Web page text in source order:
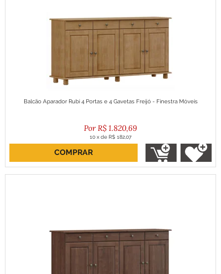
Balcão Aparador Rubi 4 Portas e 4 Gavetas Freijó - Finestra Móveis
R$ 1.820,69
10 x de R$ 182,07
ou R$ 1.638,62 no boleto
COMPRAR